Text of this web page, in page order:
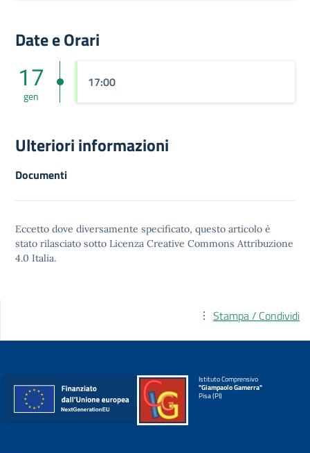
Date e Orari
17
gen
17:00
Ulteriori informazioni
Documenti
Eccetto dove diversamente specificato, questo articolo è
stato rilasciato sotto Licenza Creative Commons Attribuzione
4.0 Italia.
Stampa / Condividi
Istituto Comprensivo
"Giampaolo Gamerra"
Pisa (PI)